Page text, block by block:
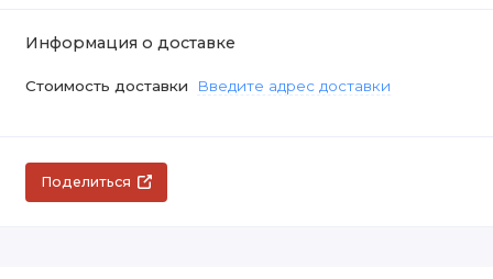
Информация о доставке
Стоимость доставки Введите адрес доставки
Поделиться